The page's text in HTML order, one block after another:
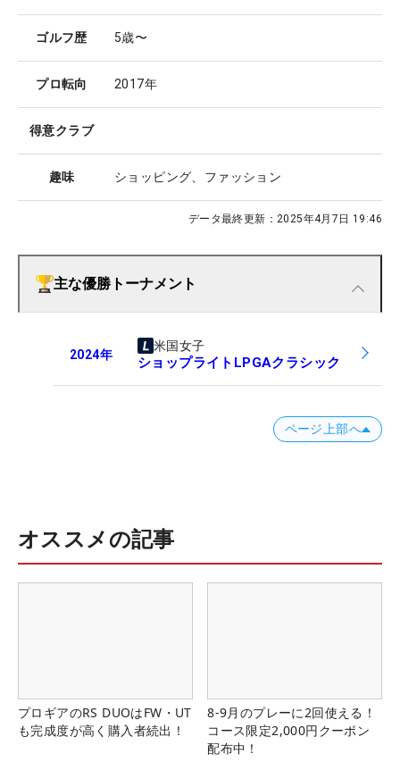
ゴルフ歴 5歳〜
プロ転向 2017年
得意クラブ
趣味 ショッピング、ファッション
データ最終更新： 2025年4月7日 19:46
主な優勝トーナメント
2024年
米国女子
ショップライトLPGAクラシック
ページ上部へ
オススメの記事
プロギアのRS DUOはFW・UT
も完成度が高く購入者続出！
8-9月のプレーに2回使える！
コース限定2,000円クーポン
配布中！